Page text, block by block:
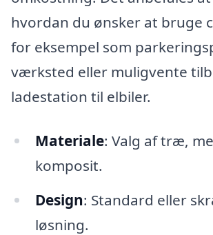
hvordan du ønsker at bruge
for eksempel som
værksted eller muligvente
ladestation til elbiler.
Materiale: Valg af træ,
komposit.
Design: Standard eller
løsning.